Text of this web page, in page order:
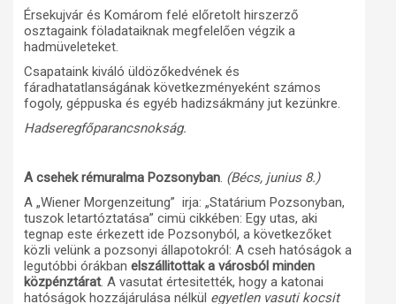
Érsekujvár és Komárom felé előretolt hirszerző
osztagaink föladataiknak megfelelően végzik a
hadmüveleteket.
Csapataink kiváló üldözőkedvének és
fáradhatatlanságának következményeként számos
fogoly, géppuska és egyéb hadizsákmány jut kezünkre.
Hadseregfőparancsnokság.
A csehek rémuralma Pozsonyban. (Bécs, junius 8.)
A „Wiener Morgenzeitung” irja: „Statárium Pozsonyban,
tuszok letartóztatása” cimü cikkében: Egy utas, aki
tegnap este érkezett ide Pozsonyból, a következőket
közli velünk a pozsonyi állapotokról: A cseh hatóságok a
legutóbbi órákban elszállitottak a városból minden
közpénztárat. A vasutat értesitették, hogy a katonai
hatóságok hozzájárulása nélkül egyetlen vasuti kocsit